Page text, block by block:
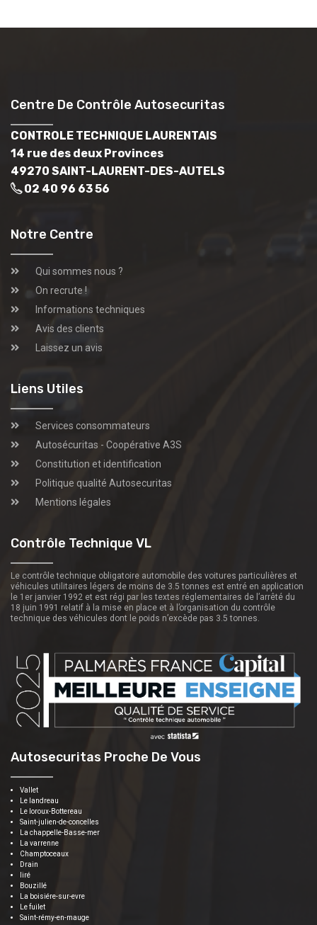
Centre De Contrôle Autosecuritas
CONTROLE TECHNIQUE LAURENTAIS
14 rue des deux Provinces
49270 SAINT-LAURENT-DES-AUTELS
02 40 96 63 56
Notre Centre
Qui sommes nous ?
On recrute !
Informations techniques
Avis des clients
Laissez un avis
Liens Utiles
Services consommateurs
Autosécuritas - Coopérative A3S
Constitution et identification
Politique qualité Autosecuritas
Mentions légales
Contrôle Technique VL
Le contrôle technique obligatoire automobile des voitures particulières et
véhicules utilitaires légers de moins de 3.5 tonnes est entré en application
le 1er janvier 1992 et est régi par les textes réglementaires de l’arrêté du
18 juin 1991 relatif à la mise en place et à l’organisation du contrôle
technique des véhicules dont le poids n’excède pas 3.5 tonnes.
Autosecuritas Proche De Vous
Vallet
Le landreau
Le loroux-Bottereau
Saint-julien-de-concelles
La chappelle-Basse-mer
La varrenne
Champtoceaux
Drain
liré
Bouzillé
La boisiére-sur-evre
Le fuilet
Saint-rémy-en-mauge